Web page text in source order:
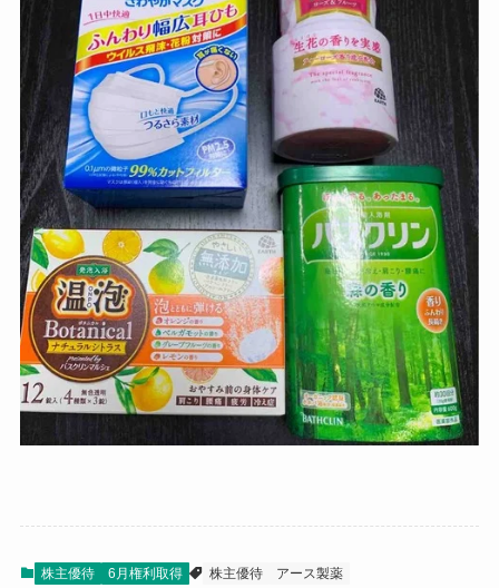
株主優待 6月権利取得 株主優待 アース製薬